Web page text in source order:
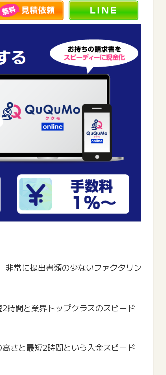
非常に提出書類の少ないファクタリン
時間と業界トップクラスのスピード
さと最短2時間という入金スピード